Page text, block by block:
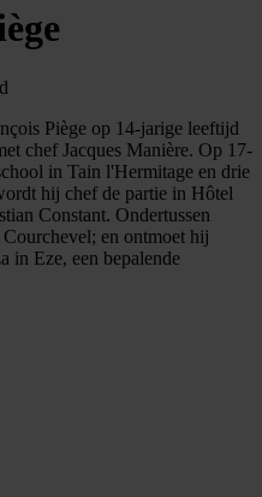
Piège op 14-jarige leeftijd
chef Jacques Manière. Op 17-
in Tain l'Hermitage en drie
hij chef de partie in Hôtel
Constant. Ondertussen
en ontmoet hij
in Eze, een bepalende